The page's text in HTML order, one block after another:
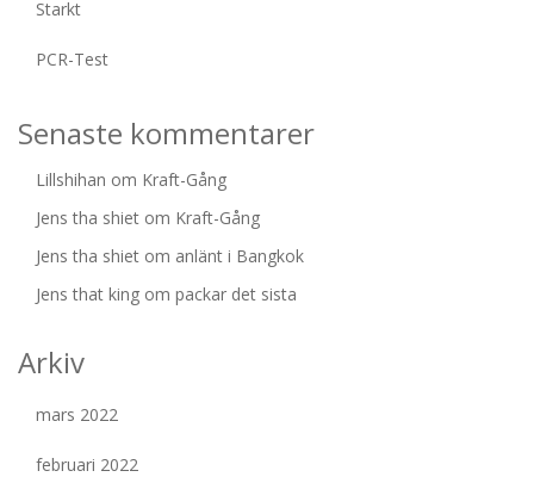
Starkt
PCR-Test
Senaste kommentarer
Lillshihan om Kraft-Gång
Jens tha shiet om Kraft-Gång
Jens tha shiet om anlänt i Bangkok
Jens that king om packar det sista
Arkiv
mars 2022
februari 2022